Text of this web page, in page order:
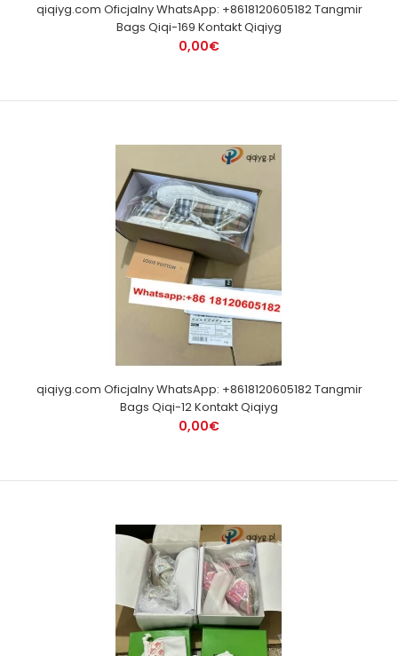
qiqiyg.com Oficjalny WhatsApp: +8618120605182 Tangmir
Bags Qiqi-169 Kontakt Qiqiyg
0,00€
qiqiyg.com Oficjalny WhatsApp: +8618120605182 Tangmir
Bags Qiqi-12 Kontakt Qiqiyg
0,00€